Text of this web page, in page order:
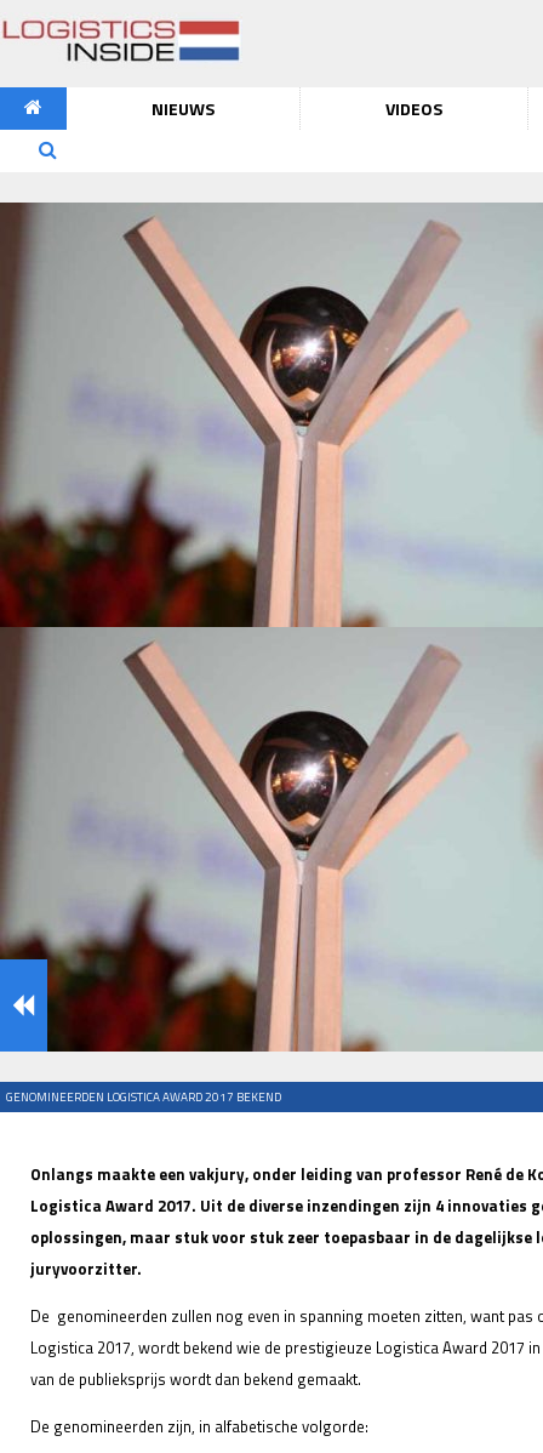
NIEUWS VIDEOS
GENOMINEERDEN LOGISTICA AWARD 2017 BEKEND
Onlangs maakte een vakjury, onder leiding van professor René de
Logistica Award 2017. Uit de diverse inzendingen zijn 4 innovaties
oplossingen, maar stuk voor stuk zeer toepasbaar in de dagelijkse
juryvoorzitter.
De genomineerden zullen nog even in spanning moeten zitten, want pas
Logistica 2017, wordt bekend wie de prestigieuze Logistica Award 2017
van de publieksprijs wordt dan bekend gemaakt.
De genomineerden zijn, in alfabetische volgorde: